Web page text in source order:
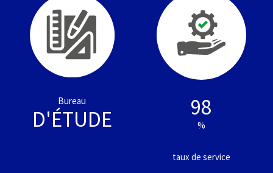
Bureau
D'ÉTUDE 98
%
taux de service